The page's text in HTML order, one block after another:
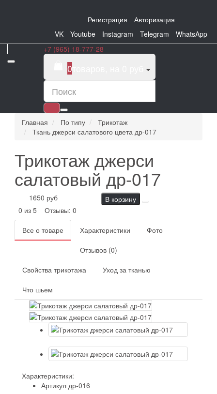
Регистрация
Авторизация
VK
Youtube Instagram Telegram
WhatsApp
+7 (965) 18-777-28
0
Главная По типу
Трикотаж
Ткань джерси салатового цвета др-017
Трикотаж джерси
салатовый др-017
1650 руб
В корзину
0 из 5
Отзывы: 0
Все о товаре Характеристики Фото
Отзывов (0)
Свойства трикотажа Уход за тканью
Что шьем
Характеристики:
Артикул др-016